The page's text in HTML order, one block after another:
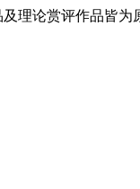
理论赏评作品皆